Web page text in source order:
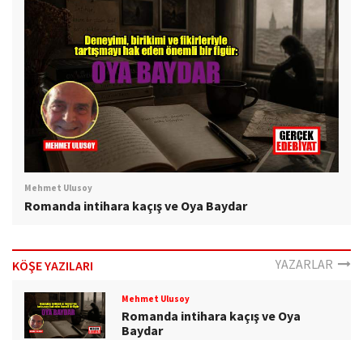
Mehmet Ulusoy
Romanda intihara kaçış ve Oya Baydar
KÖŞE YAZILARI YAZARLAR
Mehmet Ulusoy
Romanda intihara kaçış ve Oya
Baydar